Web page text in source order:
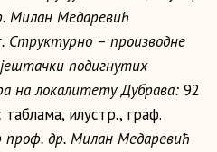
Милан Медаревић
. Структурно – производне
подигнутих
на локалитету Дубрава: 92
илустр., граф.
др. Милан Медаревић